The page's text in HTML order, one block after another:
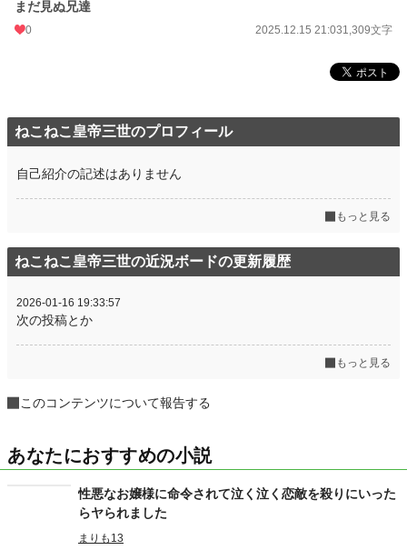
まだ見ぬ兄達
0 2025.12.15 21:031,309文字
ねこねこ皇帝三世のプロフィール
自己紹介の記述はありません
もっと見る
ねこねこ皇帝三世の近況ボードの更新履歴
2026-01-16 19:33:57
次の投稿とか
もっと見る
このコンテンツについて報告する
あなたにおすすめの小説
性悪なお嬢様に命令されて泣く泣く恋敵を殺りにいった
らヤられました
まりも13